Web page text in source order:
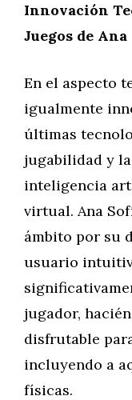
Innovación
Juegos de Ana
En el aspecto
igualmente
últimas
jugabilidad y
inteligencia
virtual. Ana
ámbito por su
usuario
jugador,
disfrutable
incluyendo a
físicas.